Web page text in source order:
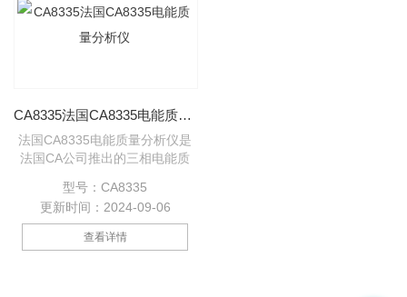
CA8335法国CA8335电能质量分析仪
法国CA8335电能质量分析仪是
法国CA公司推出的三相电能质
的人机操作界面（引入全新中文
操作菜单）、外型、结构及防震
设计；输入部分，电流钳输入接
口增加为4路（可测 ABC三相及
型号：CA8335
更新时间：2024-09-06
查看详情